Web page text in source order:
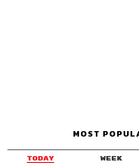
MOST
TODAY WEEK